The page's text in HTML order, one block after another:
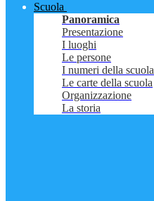
Scuola
Panoramica
Presentazione
I luoghi
Le persone
I numeri della scuola
Le carte della scuola
Organizzazione
La storia